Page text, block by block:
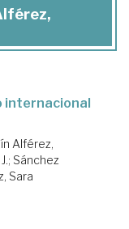
internacional
Alférez,
; Sánchez
Sara